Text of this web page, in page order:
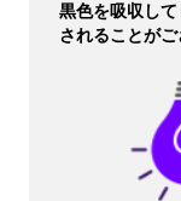
黒色を吸収し
されることがご